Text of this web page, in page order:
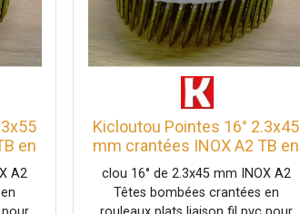
en
A2
Kicloutou Pointes 16° 2.3x45
mm crantées INOX A2 TB en
rouleaux plats fil PVC X 6300
clou 16° de 2.3x45 mm INOX A2
Têtes bombées crantées en